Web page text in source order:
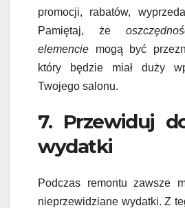
promocji, rabatów,
Pamiętaj, że
elemencie mogą być
który będzie miał duży
Twojego salonu.
7. Przewiduj
wydatki
Podczas remontu zawsze
nieprzewidziane wydatki. Z